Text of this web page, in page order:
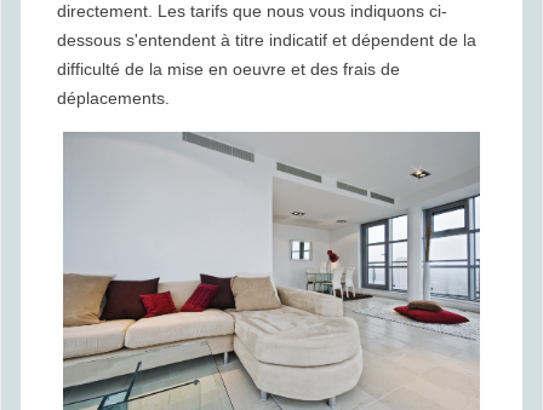
directement. Les tarifs que nous vous indiquons ci-
dessous s'entendent à titre indicatif et dépendent de la
difficulté de la mise en oeuvre et des frais de
déplacements.